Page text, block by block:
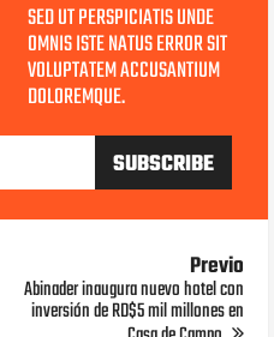
SED UT PERSPICIATIS UNDE
OMNIS ISTE NATUS ERROR SIT
VOLUPTATEM ACCUSANTIUM
DOLOREMQUE.
Previo
Abinader inaugura nuevo hotel con
inversión de RD$5 mil millones en